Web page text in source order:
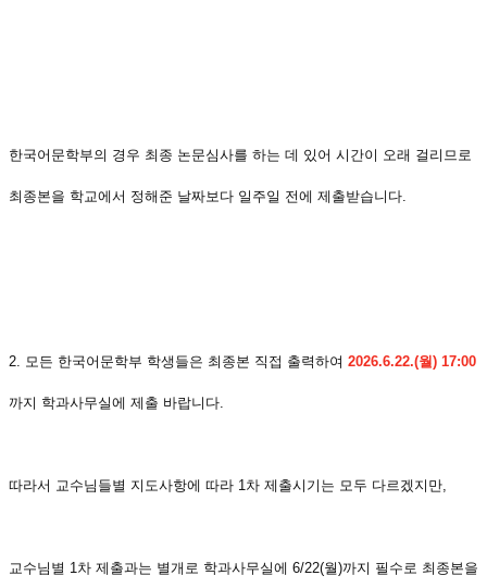
한국어문학부의 경우 최종 논문심사를 하는 데 있어 시간이 오래 걸리므로
최종본을 학교에서 정해준 날짜보다 일주일 전에 제출받습니다.
2. 모든 한국어문학부 학생들은 최종본 직접 출력하여 2026.6.22.(월) 17:00
까지 학과사무실에 제출 바랍니다.
따라서 교수님들별 지도사항에 따라 1차 제출시기는 모두 다르겠지만,
교수님별 1차 제출과는 별개로 학과사무실에 6/22(월)까지 필수로 최종본을